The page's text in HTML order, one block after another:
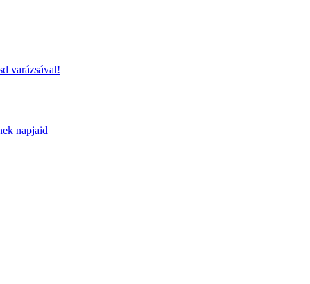
varázsával!
napjaid